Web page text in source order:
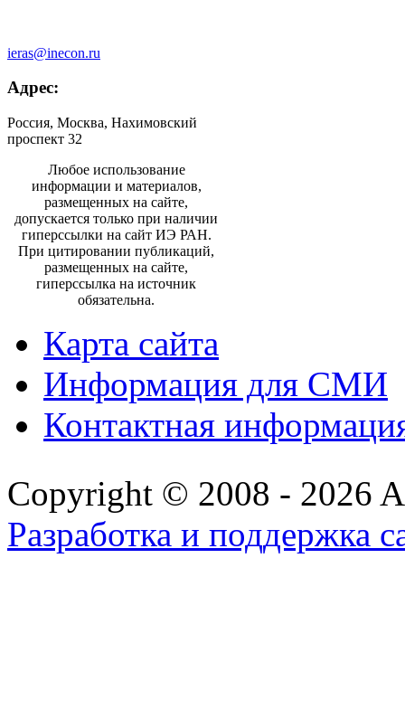
ieras@inecon.ru
Адрес:
Россия, Москва, Нахимовский
проспект 32
Любое использование
информации и материалов,
размещенных на сайте,
допускается только при наличии
гиперссылки на сайт ИЭ РАН.
При цитировании публикаций,
размещенных на сайте,
гиперссылка на источник
обязательна.
Карта сайта
Информация для СМИ
Контактная
Copyright © 2008 - 2026
Разработка и поддержка